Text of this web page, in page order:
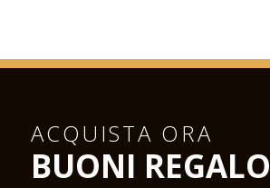
ACQUISTA ORA
BUONI REGALO